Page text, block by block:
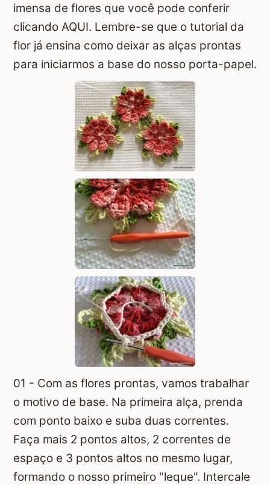
imensa de flores que você pode conferir
clicando AQUI. Lembre-se que o tutorial da
flor já ensina como deixar as alças prontas
para iniciarmos a base do nosso porta-papel.
01 - Com as flores prontas, vamos trabalhar
o motivo de base. Na primeira alça, prenda
com ponto baixo e suba duas correntes.
Faça mais 2 pontos altos, 2 correntes de
espaço e 3 pontos altos no mesmo lugar,
formando o nosso primeiro "leque". Intercale